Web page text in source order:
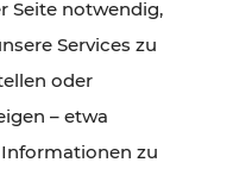
und Fahrplan-
erreichbar.
Seite notwendig,
Services zu
oder
– etwa
zu